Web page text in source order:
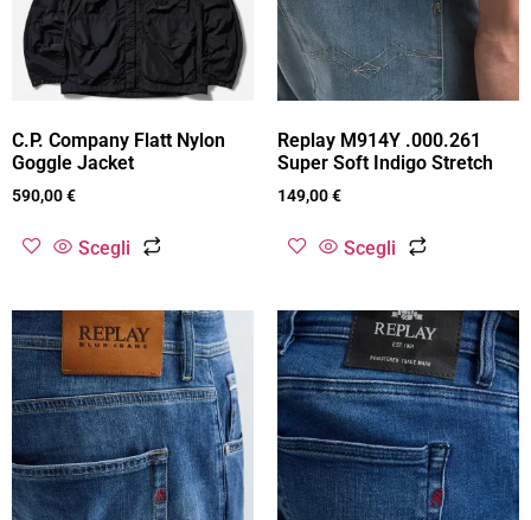
C.P. Company Flatt Nylon
Goggle Jacket
590,00€
Scegli
Replay M914Y .000.261
Super Soft Indigo Stretch
149,00€
Scegli